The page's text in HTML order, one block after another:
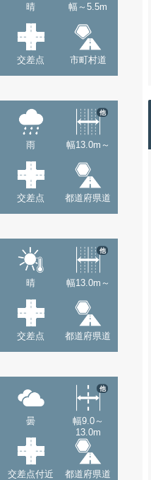
晴 幅～5.5m
交差点 市町村道
雨 幅13.0m～
他
交差点 都道府県道
晴 幅13.0m～
他
交差点 都道府県道
曇
幅9.0～
13.0m
他
交差点付近 都道府県道